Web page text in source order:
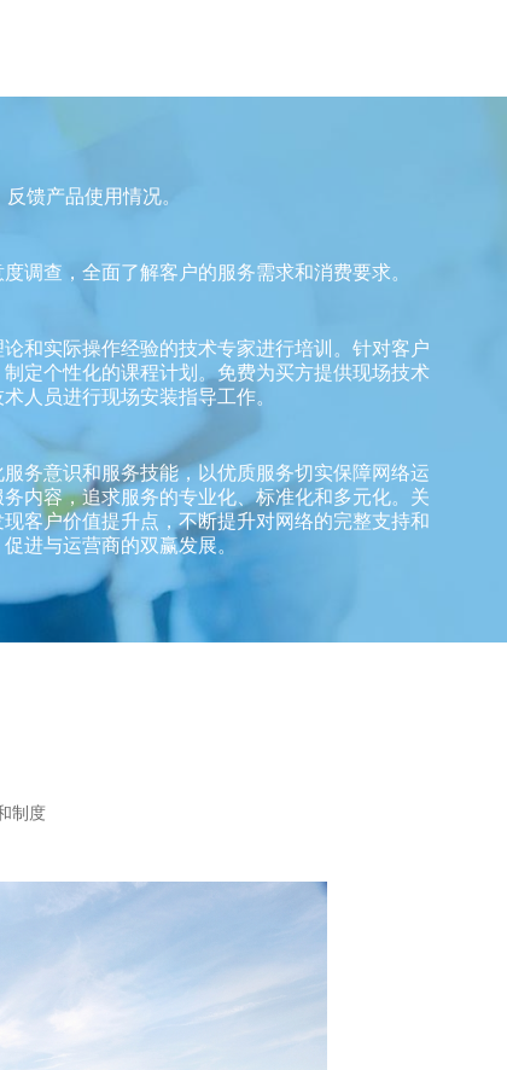
馈产品使用情况。
调查，全面了解客户的服务需求和消费要求。
和实际操作经验的技术专家进行培训。针对客户
定个性化的课程计划。免费为买方提供现场技术
人员进行现场安装指导工作。
务意识和服务技能，以优质服务切实保障网络运
内容，追求服务的专业化、标准化和多元化。关
客户价值提升点，不断提升对网络的完整支持和
进与运营商的双赢发展。
制度